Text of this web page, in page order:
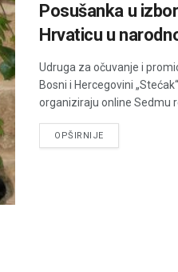
Posušanka u
Hrvaticu u
Udruga za očuvanje i
Bosni i Hercegovini
organiziraju online Sedmu
OPŠIRNIJEDETAILS